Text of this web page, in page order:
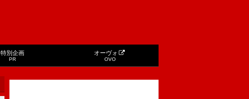
特別企画
PR
オーヴォ
OVO